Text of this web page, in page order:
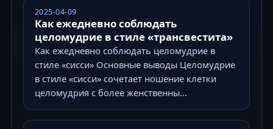
2025-04-09
Как ежедневно соблюдать
целомудрие в стиле «трансвестита»
Как ежедневно соблюдать целомудрие в
стиле «сисси» Основные выводы Целомудрие
в стиле «сисси» сочетает ношение клетки
целомудрия с более женственны...